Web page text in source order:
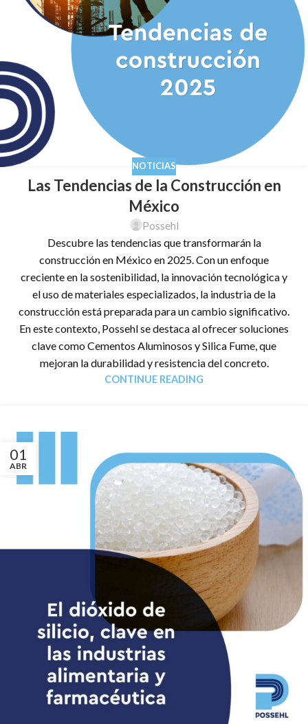
NOTICIAS
Las Tendencias de la Construcción en
México
Possehl
Descubre las tendencias que transformarán la
construcción en México en 2025. Con un enfoque
creciente en la sostenibilidad, la innovación tecnológica y
el uso de materiales especializados, la industria de la
construcción está preparada para un cambio significativo.
En este contexto, Possehl se destaca al ofrecer soluciones
clave como Cementos Aluminosos y Silica Fume, que
mejoran la durabilidad y resistencia del concreto.
CONTINUE READING
01
ABR